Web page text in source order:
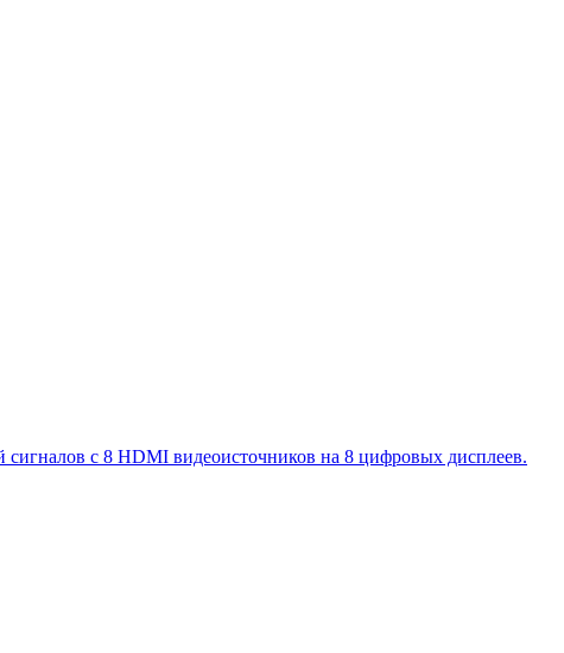
с 8 HDMI видеоисточников на 8 цифровых дисплеев.